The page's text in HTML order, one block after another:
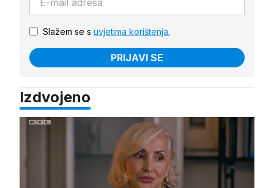
Slažem se s uvjetima korištenja.
PRIJAVI SE
Izdvojeno